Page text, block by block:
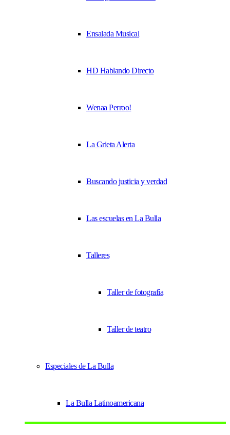
Ensalada Musical
HD Hablando Directo
Wenaa Perroo!
La Grieta Alerta
Buscando justicia y verdad
Las escuelas en La Bulla
Talleres
Taller de fotografía
Taller de teatro
Especiales de La Bulla
La Bulla Latinoamericana